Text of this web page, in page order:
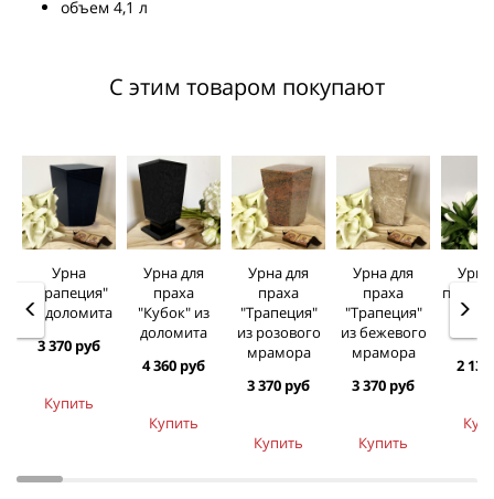
объем 4,1 л
С этим товаром покупают
Урна
"Трапеция"
из доломита
3 370 руб
Купить
Урна для
праха
"Кубок" из
доломита
4 360 руб
Купить
Урна для
праха
"Трапеция"
из розового
мрамора
3 370 руб
Купить
Урна для
праха
"Трапеция"
из бежевого
мрамора
3 370 руб
Купить
Урна
праха
2